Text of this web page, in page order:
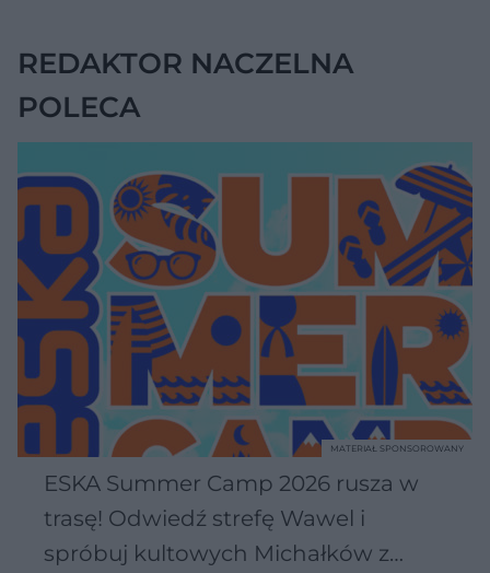
REDAKTOR NACZELNA
POLECA
ESKA Summer Camp 2026 rusza w
trasę! Odwiedź strefę Wawel i
spróbuj kultowych Michałków z
MATERIAŁ SPONSOROWANY